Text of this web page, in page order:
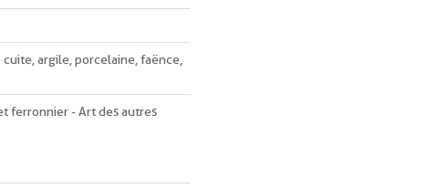
argile, porcelaine, faënce,
ferronnier - Art des autres